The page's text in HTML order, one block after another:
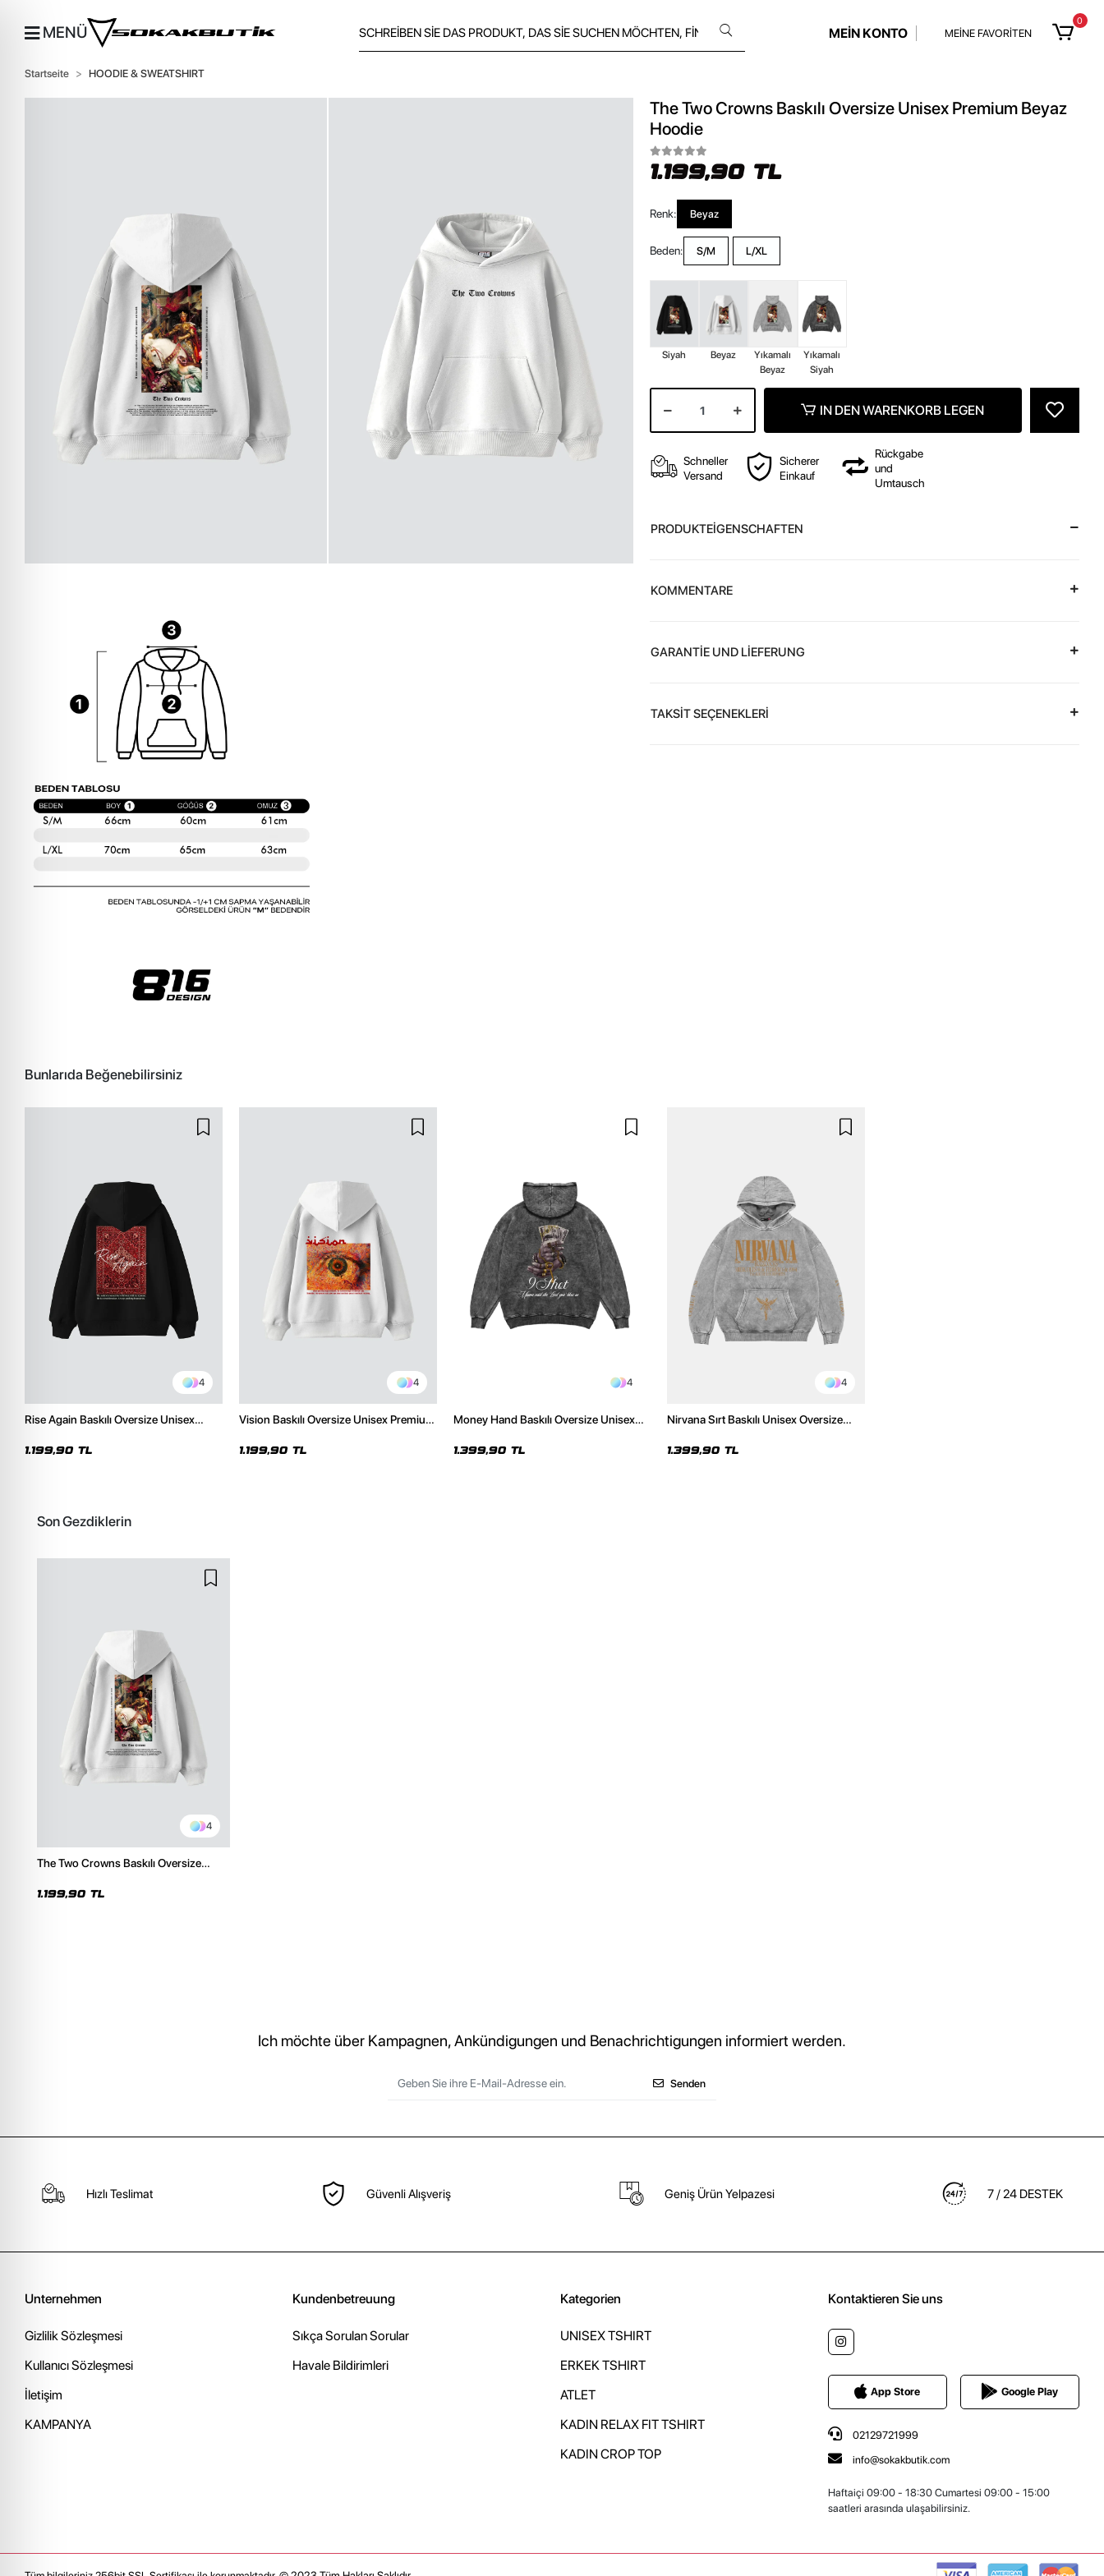
MENÜ MEİN KONTO MEİNE FAVORİTEN
0
Startseite HOODIE & SWEATSHIRT
The Two Crowns Baskılı Oversize Unisex Premium Beyaz
Hoodie
1.199,90 TL
Renk: Beyaz
Beden: S/M L/XL
Siyah Beyaz
Yıkamalı
Beyaz
Yıkamalı
Siyah
IN DEN WARENKORB LEGEN
Schneller
Versand
Sicherer
Einkauf
Rückgabe
und
Umtausch
PRODUKTEİGENSCHAFTEN
KOMMENTARE
GARANTİE UND LİEFERUNG
TAKSİT SEÇENEKLERİ
Bunlarıda Beğenebilirsiniz
4
Rise Again Baskılı Oversize Unisex
1.199,90 TL
4
Vision Baskılı Oversize Unisex Premium
1.199,90 TL
4
Money Hand Baskılı Oversize Unisex
1.399,90 TL
4
Nirvana Sırt Baskılı Unisex Oversize
1.399,90 TL
Son Gezdiklerin
4
The Two Crowns Baskılı Oversize
1.199,90 TL
Ich möchte über Kampagnen, Ankündigungen und Benachrichtigungen informiert werden.
Senden
Hızlı Teslimat Güvenli Alışveriş Geniş Ürün Yelpazesi 7 / 24 DESTEK
Unternehmen
Gizlilik Sözleşmesi
Kullanıcı Sözleşmesi
İletişim
KAMPANYA
Kundenbetreuung
Sıkça Sorulan Sorular
Havale Bildirimleri
Kategorien
UNISEX TSHIRT
ERKEK TSHIRT
ATLET
KADIN RELAX FIT TSHIRT
KADIN CROP TOP
Kontaktieren Sie uns
App Store Google Play
02129721999
info@sokakbutik.com
Haftaiçi 09:00 - 18:30 Cumartesi 09:00 - 15:00
saatleri arasında ulaşabilirsiniz.